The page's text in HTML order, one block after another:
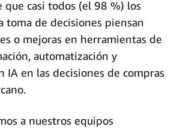
que casi todos (el 98 %) los
toma de decisiones piensan
o mejoras en herramientas de
automatización y
IA en las decisiones de compras
a nuestros equipos